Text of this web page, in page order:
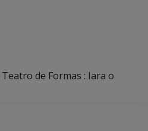
de Formas : Iara o